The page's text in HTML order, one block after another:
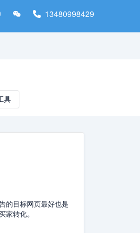
13480998429
具
的目标网页最好也是
转化。